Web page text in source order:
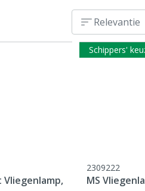
Relevantie
Vliegenlamp,
Schippers'
2309222
MS